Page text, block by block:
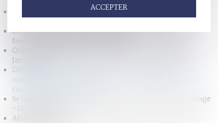
Dans quels cas les troubles psychiques entraînent-ils
Les parents ont désormais interdiction de donner une
fessée à leurs enfants - L'Express
Quand les époux divorcent sans juge - Le particulier -
Janvier 2017
DEFRÉNOIS - lextenso éditions - Pension de réversion :
confirmation de la non-prise en compte du pacs ou du
concubinage - Defrenois
Se marier sans contrat de mariage : Les modalités - Mariage
- Le Particulier
Affaire Vincent Lambert : litige sur sa mise sous tutelle -
ACCEPTER